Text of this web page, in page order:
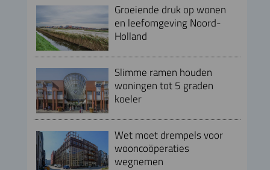
Groeiende druk op wonen
en leefomgeving Noord-
Holland
Slimme ramen houden
woningen tot 5 graden
koeler
Wet moet drempels voor
wooncoöperaties
wegnemen